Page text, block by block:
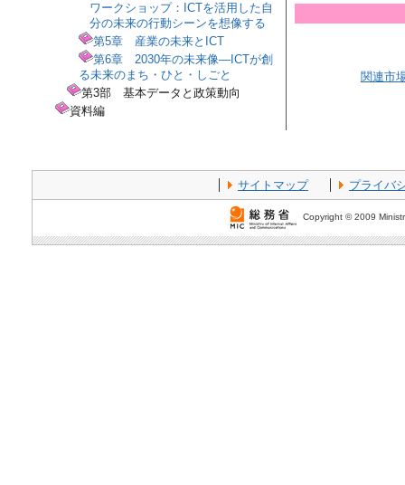
関連市
ワークショップ：ICTを活用した自
分の未来の行動シーンを想像する
第5章 産業の未来とICT
第6章 2030年の未来像―ICTが創
る未来のまち・ひと・しごと
第3部 基本データと政策動向
資料編
サイトマップ プライバ
Copyright © 2009